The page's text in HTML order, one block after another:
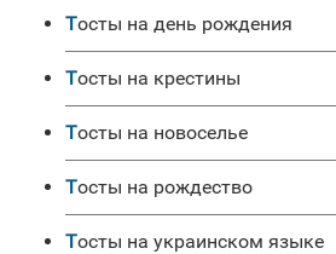
Тосты на день рождения
Тосты на крестины
Тосты на новоселье
Тосты на рождество
Тосты на украинском языке